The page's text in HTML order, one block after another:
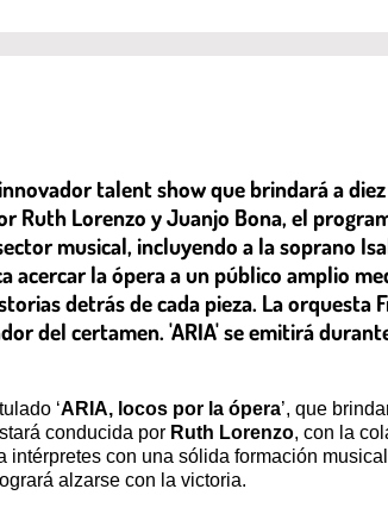
talent show que brindará a
Ruth Lorenzo y Juanjo Bona, el
musical, incluyendo a la soprano
acercar la ópera a un público amplio
detrás de cada pieza. La orquesta
del certamen. 'ARIA' se emitirá
‘ARIA, locos por la ópera’, que
conducida por Ruth Lorenzo, con la
con una sólida formación
alzarse con la victoria.